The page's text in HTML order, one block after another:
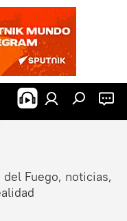
Fuego, noticias,